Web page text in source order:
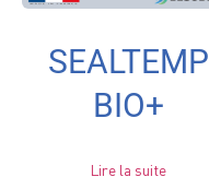
SEALTEMP
BIO+
Lire la suite